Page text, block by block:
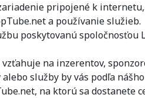
pripojené k
a používanie služieb.
poskytovanú
na inzerentov,
služby by vás podľa
na ktorú sa dostanete